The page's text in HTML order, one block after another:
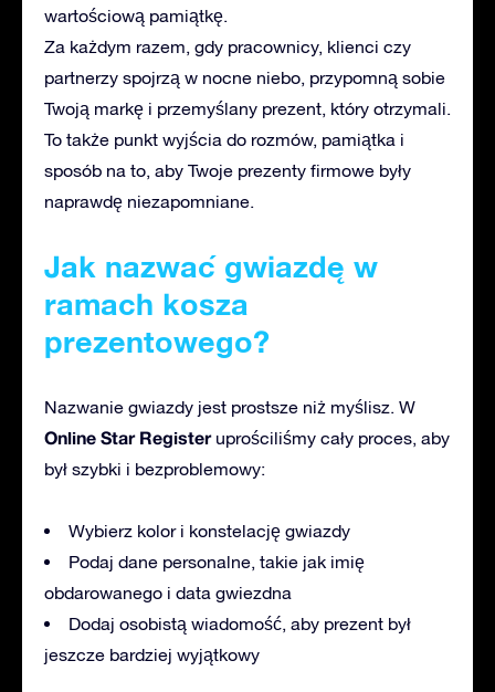
wartościową pamiątkę.
Za każdym razem, gdy pracownicy, klienci czy
partnerzy spojrzą w nocne niebo, przypomną sobie
Twoją markę i przemyślany prezent, który otrzymali.
To także punkt wyjścia do rozmów, pamiątka i
sposób na to, aby Twoje prezenty firmowe były
naprawdę niezapomniane.
Jak nazwać gwiazdę w
ramach kosza
prezentowego?
Nazwanie gwiazdy jest prostsze niż myślisz. W
Online Star Registeruprościliśmy cały proces, aby
był szybki i bezproblemowy:
Wybierz kolor i konstelację gwiazdy
Podaj dane personalne, takie jak imię
obdarowanego i data gwiezdna
Dodaj osobistą wiadomość, aby prezent był
jeszcze bardziej wyjątkowy